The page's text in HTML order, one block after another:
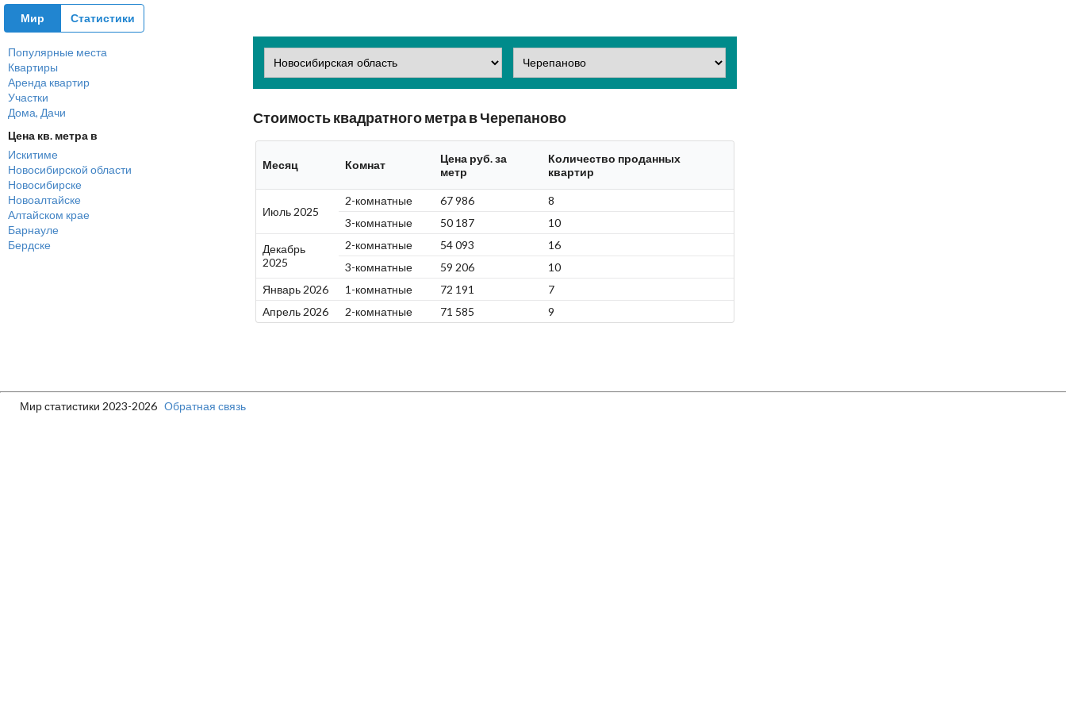
Мир Статистики
Популярные места
Квартиры
Аренда квартир
Участки
Дома, Дачи
Цена кв. метра в
Искитиме
Новосибирской области
Новосибирске
Новоалтайске
Алтайском крае
Барнауле
Бердске
Стоимость квадратного метра в Черепаново
Месяц Комнат
Цена руб. за
метр
Количество проданных
квартир
Июль 2025
2-комнатные 67 986
8
3-комнатные
50 187
10
Декабрь
2025
2-комнатные 54 093
16
3-комнатные
59 206
10
Январь 2026
1-комнатные 72 191
7
Апрель 2026
2-комнатные 71 585 9
Мир статистики 2023-2026 Обратная связь